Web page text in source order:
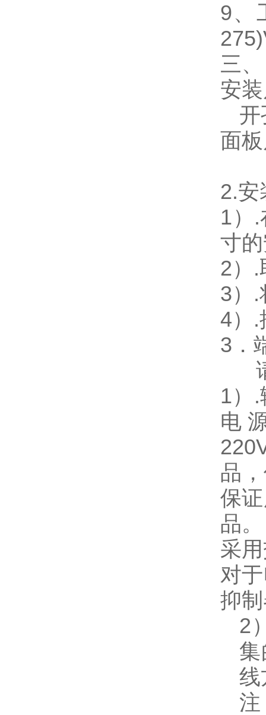
9、
三、
安
开
面
2.安
1）
寸
2）
3）
4）
3
1） .
电
品
保
品。
采
对
抑
2
线